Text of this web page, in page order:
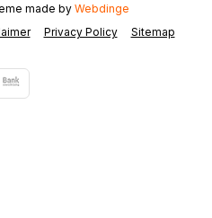
Privacy Policy Sitemap
made by Webdinge